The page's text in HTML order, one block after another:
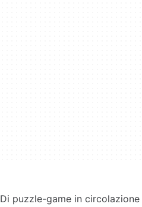
Di puzzle-game in